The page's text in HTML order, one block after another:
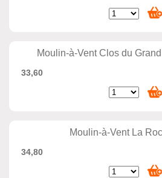
Moulin-à-Vent Clos du
33,60
Moulin-à-Vent La
34,80